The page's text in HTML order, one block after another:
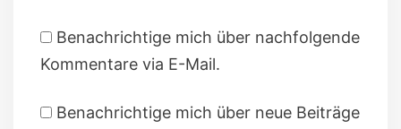
Benachrichtige mich über nachfolgende
Kommentare via E-Mail.
Benachrichtige mich über neue Beiträge